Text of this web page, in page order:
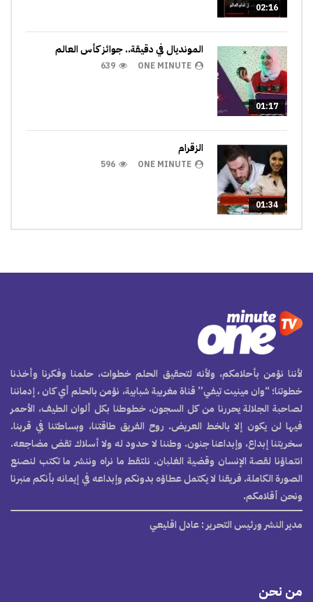
02:16
01:17
المونديال في دقيقة.. جوائز كأس العالم
ONE MINUTE
639
01:34
الزقرام
ONE MINUTE
596
لأننا نؤمن بأحلامكم، ولأنه لتحقيق الحلم خطوات، حلمنا وفكرنا وأخذنا
خطوتنا؛ “وان مينيت تيفي” قناة مغربية شبابية، نؤمن بالحلم أي كان ، إدماننا
لصاحبة الجلالة يحررنا من كل السجون، خطوطنا بكل ألوان الطيف، الأحمر
فيها لن يكون إلا بالخط العريض. روح الفريق طاقتنا، وبساطتنا في قربنا.
سخريتنا إبداع، وإبداعنا جنون. وطننا لا حدود له ولا أسلاك تقض مضاجعه.
انتماؤنا لقصة الإنسان وقضية الغلبان. نلتقط ما نراه وننشر ما تكتب لنصنع
الصورة الكاملة. فريقنا لا يكتمل عطاؤه بدونكم وإبداعه في إيمانه بأنكم منبرنا
ونحن أقلامكم.
مدير النشر ورئيس التحرير: عادل اقليعي
من نحن